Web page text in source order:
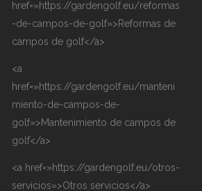
href=»https://gardengolf.eu/reformas
-de-campos-de-golf»>Reformas de
campos de golf</a>
<a
href=»https://gardengolf.eu/manteni
miento-de-campos-de-
golf»>Mantenimiento de campos de
golf</a>
<a href=»https://gardengolf.eu/otros-
servicios»>Otros servicios</a>